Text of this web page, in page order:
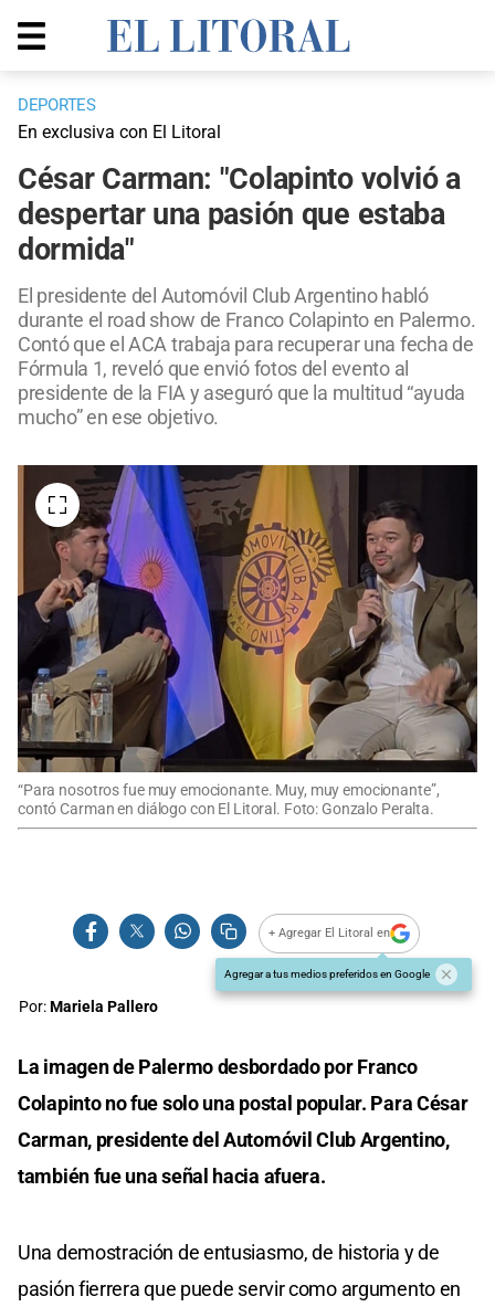
DEPORTES
En exclusiva con El Litoral
César Carman: "Colapinto volvió a
despertar una pasión que estaba
dormida"
El presidente del Automóvil Club Argentino habló
durante el road show de Franco Colapinto en Palermo.
Contó que el ACA trabaja para recuperar una fecha de
Fórmula 1, reveló que envió fotos del evento al
presidente de la FIA y aseguró que la multitud “ayuda
mucho” en ese objetivo.
“Para nosotros fue muy emocionante. Muy, muy emocionante”,
contó Carman en diálogo con El Litoral. Foto: Gonzalo Peralta.
+ Agregar El Litoral en
Agregar a tus medios preferidos en Google
Por:Mariela Pallero
La imagen de Palermo desbordado por Franco
Colapinto no fue solo una postal popular. Para César
Carman, presidente del Automóvil Club Argentino,
también fue una señal hacia afuera.
Una demostración de entusiasmo, de historia y de
pasión fierrera que puede servir como argumento en